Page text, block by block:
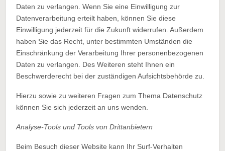
Daten zu verlangen. Wenn Sie eine Einwilligung zur
Datenverarbeitung erteilt haben, können Sie diese
Einwilligung jederzeit für die Zukunft widerrufen. Außerdem
haben Sie das Recht, unter bestimmten Umständen die
Einschränkung der Verarbeitung Ihrer personenbezogenen
Daten zu verlangen. Des Weiteren steht Ihnen ein
Beschwerderecht bei der zuständigen Aufsichtsbehörde zu.
Hierzu sowie zu weiteren Fragen zum Thema Datenschutz
können Sie sich jederzeit an uns wenden.
Analyse-Tools und Tools von Dritt­anbietern
Beim Besuch dieser Website kann Ihr Surf-Verhalten